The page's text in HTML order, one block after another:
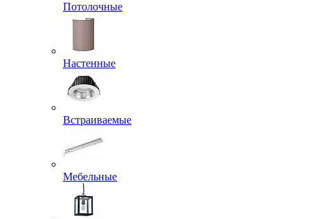
Потолочные
Настенные
Встраиваемые
Мебельные